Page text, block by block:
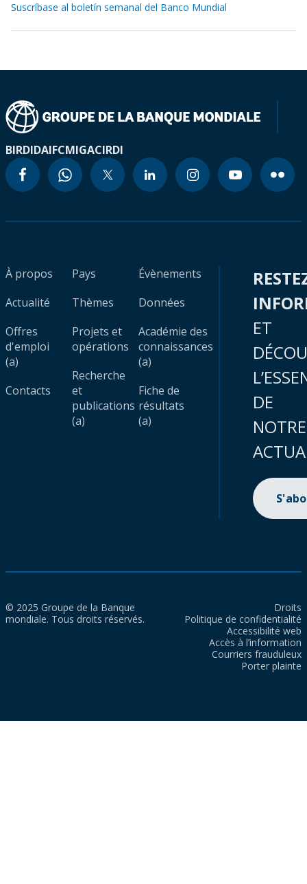
Suscríbase al boletín semanal del Banco Mundial
BIRDIDAIFCMIGACIRDI
À propos
Actualité
Offres
d'emploi
(a)
Contacts
Pays
Thèmes
Projets et
opérations
Recherche
et
publications
(a)
Évènements
Données
Académie des
connaissances
(a)
Fiche de
résultats
(a)
ET
DE
NOTRE
© 2025 Groupe de la Banque
mondiale. Tous droits réservés.
Droits
Politique de confidentialité
Accessibilité web
Accès à l’information
Courriers frauduleux
Porter plainte